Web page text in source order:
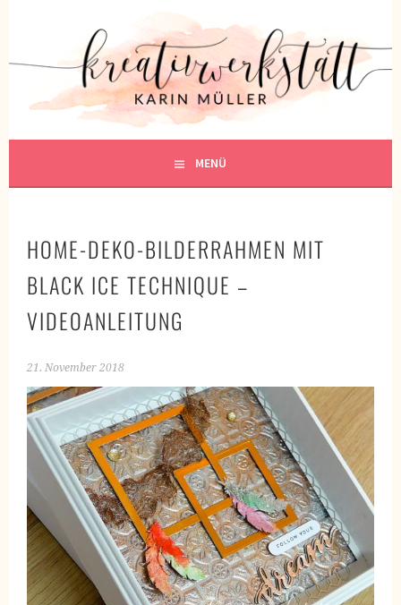
KREATIVWERKSTATT
KREATIV SEIN
MENÜ
HOME-DEKO-BILDERRAHMEN MIT
BLACK ICE TECHNIQUE –
VIDEOANLEITUNG
21. November 2018